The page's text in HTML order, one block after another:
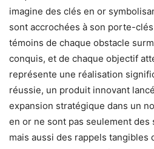
imagine des clés en or
sont accrochées à son porte-
témoins de chaque obstacle
conquis, et de chaque objectif
représente une réalisation
réussie, un produit innovant
expansion stratégique dans un
en or ne sont pas seulement des
mais aussi des rappels tangibles